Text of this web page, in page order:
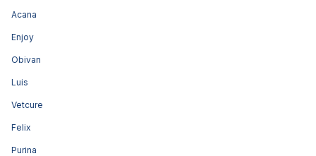
Acana
Enjoy
Obivan
Luis
Vetcure
Felix
Purina